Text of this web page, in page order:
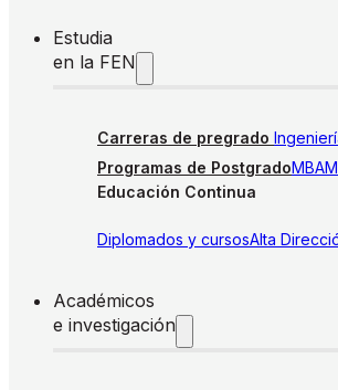
Estudia
en la FEN
Carreras de pregrado
Programas de PostgradoMBA
Educación Continua
Diplomados y cursosAlta
Académicos
e investigación